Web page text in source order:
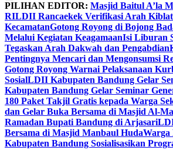
PILIHAN EDITOR: Masjid Baitul A’la
RILDII Rancaekek Verifikasi Arah
KecamatanGotong Royong di Bojong
Melalui Kegiatan KeagamaanIsi Liburan
Tegaskan Arah Dakwah dan Pengabdian
Pentingnya Mencari dan Mengonsumsi
Gotong Royong Warnai Pelaksanaan
SosialLDII Kabupaten Bandung Gelar
Kabupaten Bandung Gelar Seminar
180 Paket Takjil Gratis kepada Warga
dan Gelar Buka Bersama di Masjid Al-
Ramadan Bupati Bandung di Arjasari
Bersama di Masjid Manbaul HudaWarga
Kabupaten Bandung Sosialisasikan